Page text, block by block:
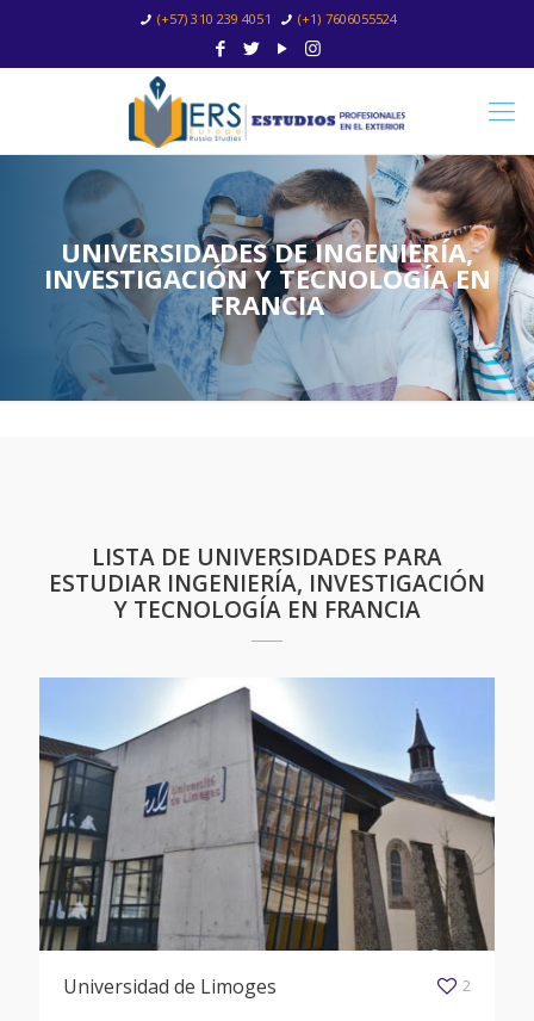
(+57) 310 239 4051 (+1) 7606055524
UNIVERSIDADES DE INGENIERÍA,
INVESTIGACIÓN Y TECNOLOGÍA EN
FRANCIA
LISTA DE UNIVERSIDADES PARA
ESTUDIAR INGENIERÍA, INVESTIGACIÓN
Y TECNOLOGÍA EN FRANCIA
Universidad de Limoges 2